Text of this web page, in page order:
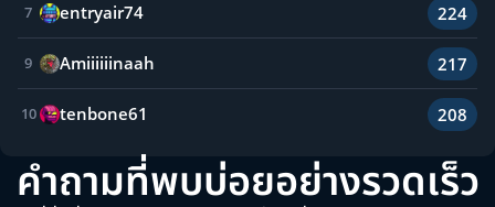
7 entryair74 224
9 Amiiiiiinaah 217
10 tenbone61 208
คำถามที่พบบ่อยอย่างรวดเร็ว